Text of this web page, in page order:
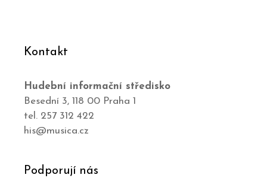
Kontakt
Hudební informační středisko
Besední 3, 118 00 Praha 1
tel. 257 312 422
his@musica.cz
Podporují nás